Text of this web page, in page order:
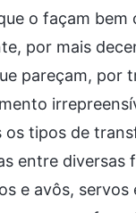
o façam bem
por mais
pareçam, por
os tipos de
entre diversas
e avôs, servos